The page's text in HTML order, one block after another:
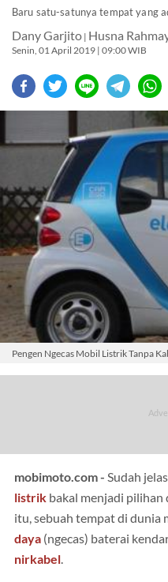
Baru satu-satunya tempat yang
Dany Garjito | Husna
Senin, 01 April 2019 | 09:00 WIB
Pengen Ngecas Mobil Listrik Tanpa
mobimoto.com - Sudah
listrik bakal menjadi pilihan
itu, sebuah tempat di dunia
daya (ngecas) baterai
nirkabel.